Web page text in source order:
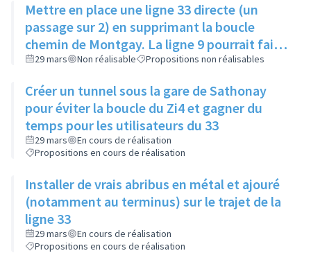
Mettre en place une ligne 33 directe (un
passage sur 2) en supprimant la boucle
chemin de Montgay. La ligne 9 pourrait faire
cette boucle une fois sur 2 en
29 mars Non réalisable Propositions non réalisables
Créer un tunnel sous la gare de Sathonay
pour éviter la boucle du Zi4 et gagner du
temps pour les utilisateurs du 33
29 mars
En cours de réalisation
Propositions en cours de réalisation
Installer de vrais abribus en métal et ajouré
(notamment au terminus) sur le trajet de la
ligne 33
29 mars
En cours de réalisation
Propositions en cours de réalisation